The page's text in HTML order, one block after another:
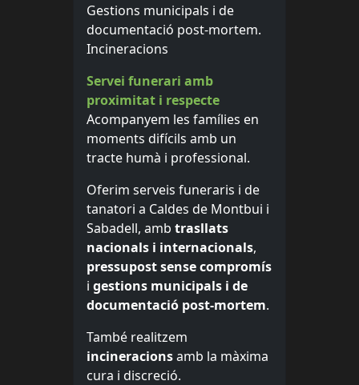
Gestions municipals i de
documentació post-mortem.
Incineracions
Servei funerari amb
proximitat i respecte
Acompanyem les famílies en
moments difícils amb un
tracte humà i professional.
Oferim serveis funeraris i de
tanatori a Caldes de Montbui i
Sabadell, amb trasllats
nacionals i internacionals,
pressupost sense compromís
i gestions municipals i de
documentació post-mortem.
També realitzem
incineracionsamb la màxima
cura i discreció.